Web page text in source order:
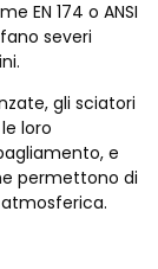
EN 174 o ANSI
severi
gli sciatori
loro
e
permettono di